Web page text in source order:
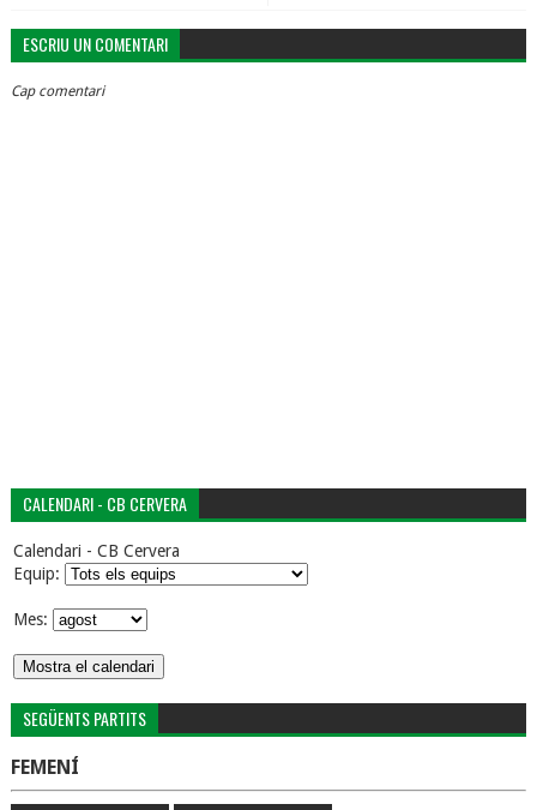
ESCRIU UN COMENTARI
Cap comentari
CALENDARI - CB CERVERA
Calendari - CB Cervera
Equip:
Mes:
SEGÜENTS PARTITS
FEMENÍ